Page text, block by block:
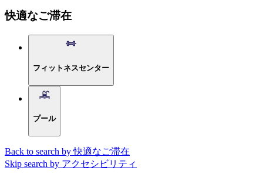
快適なご滞在
フィットネスセンター
プール
Back to search by 快適なご滞在
Skip search by アクセシビリティ